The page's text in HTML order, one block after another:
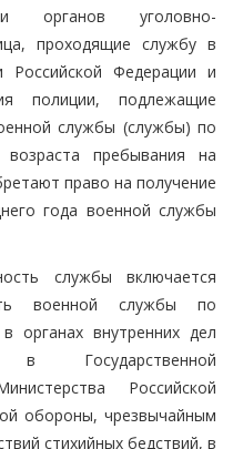
органов уголовно-
проходящие службу в
Российской Федерации и
полиции, подлежащие
службы (службы) по
пребывания на
право на получение
года военной службы
службы включается
военной службы по
органах внутренних дел
в Государственной
Российской
обороны, чрезвычайным
стихийных бедствий, в